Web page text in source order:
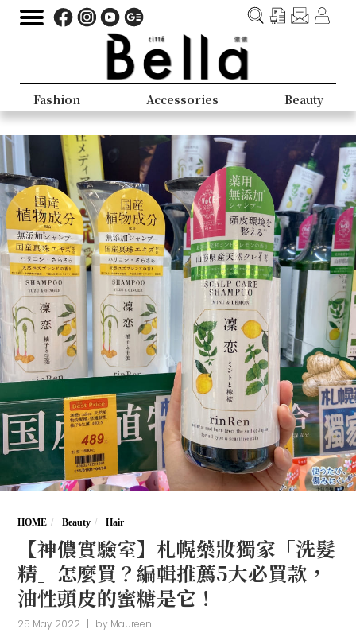
Fashion Accessories Beauty
HOME Beauty Hair
【神儂實驗室】札幌藥妝獨家「洗髮
精」怎麼買？編輯推薦5大必買款，
油性頭皮的蜜糖是它！
25 May 2022 | by Maureen